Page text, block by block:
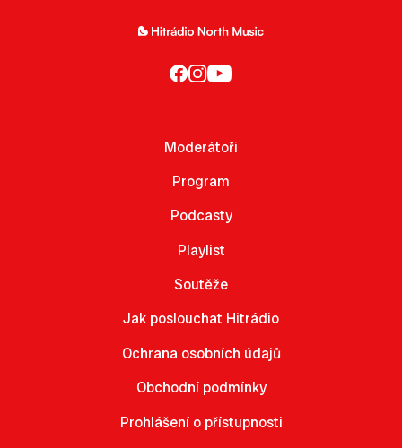
Moderátoři
Program
Podcasty
Playlist
Soutěže
Jak poslouchat Hitrádio
Ochrana osobních údajů
Obchodní podmínky
Prohlášení o přístupnosti